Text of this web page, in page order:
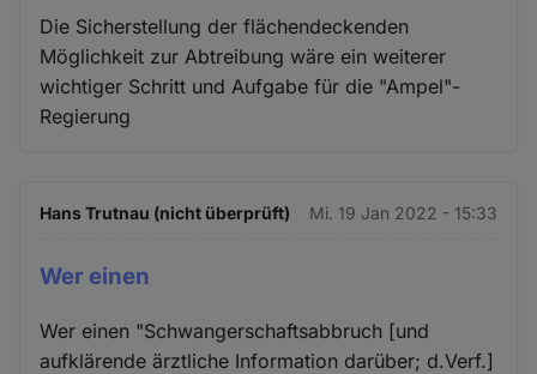
Die Sicherstellung der flächendeckenden
Möglichkeit zur Abtreibung wäre ein weiterer
wichtiger Schritt und Aufgabe für die "Ampel"-
Regierung
Hans Trutnau (nicht überprüft) Mi. 19 Jan 2022 - 15:33
Wer einen
Wer einen "Schwangerschaftsabbruch [und
aufklärende ärztliche Information darüber; d.Verf.]